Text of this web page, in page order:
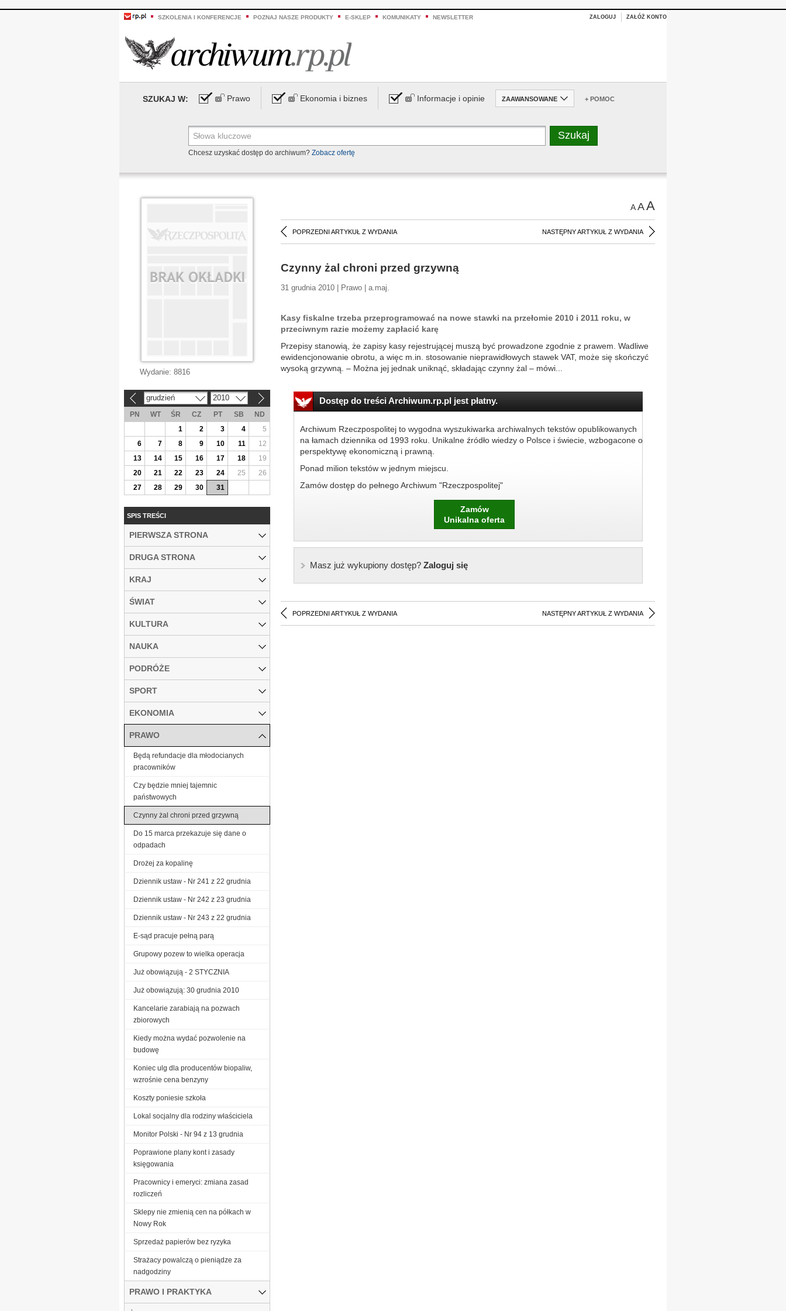
SZKOLENIA I KONFERENCJE POZNAJ NASZE PRODUKTY E-SKLEP KOMUNIKATY NEWSLETTER ZALOGUJ ZAŁÓŻ KONTO
SZUKAJ W: Prawo Ekonomia i biznes Informacje i opinie ZAAWANSOWANE + POMOC
Chcesz uzyskać dostęp do archiwum? Zobacz ofertę
AAA
POPRZEDNI ARTYKUŁ Z WYDANIA NASTĘPNY ARTYKUŁ Z WYDANIA
Czynny żal chroni przed grzywną
31 grudnia 2010 | Prawo | a.maj.
Kasy fiskalne trzeba przeprogramować na nowe stawki na przełomie 2010 i 2011 roku, w
przeciwnym razie możemy zapłacić karę
Przepisy stanowią, że zapisy kasy rejestrującej muszą być prowadzone zgodnie z prawem. Wadliwe
ewidencjonowanie obrotu, a więc m.in. stosowanie nieprawidłowych stawek VAT, może się skończyć
wysoką grzywną. – Można jej jednak uniknąć, składając czynny żal – mówi...
Dostęp do treści Archiwum.rp.pl jest płatny.
Archiwum Rzeczpospolitej to wygodna wyszukiwarka archiwalnych tekstów opublikowanych
na łamach dziennika od 1993 roku. Unikalne źródło wiedzy o Polsce i świecie, wzbogacone o
perspektywę ekonomiczną i prawną.
Ponad milion tekstów w jednym miejscu.
Zamów dostęp do pełnego Archiwum "Rzeczpospolitej"
Zamów
Unikalna oferta
Masz już wykupiony dostęp?Zaloguj się
POPRZEDNI ARTYKUŁ Z WYDANIA NASTĘPNY ARTYKUŁ Z WYDANIA
Wydanie: 8816
grudzień 2010
PN WT ŚR CZ PT SB
ND
1
2 3 4
5
6
7 8 9 10 11
12
13
14 15 16 17 18
19
20
21 22 23 24 25
26
27
28 29 30 31
SPIS TREŚCI
PIERWSZA STRONA
DRUGA STRONA
KRAJ
ŚWIAT
KULTURA
NAUKA
PODRÓŻE
SPORT
EKONOMIA
PRAWO
Będą refundacje dla młodocianych
pracowników
Czy będzie mniej tajemnic
państwowych
Czynny żal chroni przed grzywną
Do 15 marca przekazuje się dane o
odpadach
Drożej za kopalinę
Dziennik ustaw - Nr 241 z 22 grudnia
Dziennik ustaw - Nr 242 z 23 grudnia
Dziennik ustaw - Nr 243 z 22 grudnia
E-sąd pracuje pełną parą
Grupowy pozew to wielka operacja
Już obowiązują - 2 STYCZNIA
Już obowiązują: 30 grudnia 2010
Kancelarie zarabiają na pozwach
zbiorowych
Kiedy można wydać pozwolenie na
budowę
Koniec ulg dla producentów biopaliw,
wzrośnie cena benzyny
Koszty poniesie szkoła
Lokal socjalny dla rodziny właściciela
Monitor Polski - Nr 94 z 13 grudnia
Poprawione plany kont i zasady
księgowania
Pracownicy i emeryci: zmiana zasad
rozliczeń
Sklepy nie zmienią cen na półkach w
Nowy Rok
Sprzedaż papierów bez ryzyka
Strażacy powalczą o pieniądze za
nadgodziny
PRAWO I PRAKTYKA